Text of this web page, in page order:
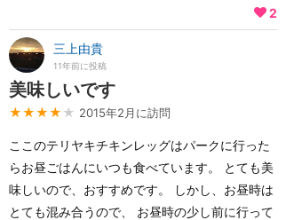
2
三上由貴
11年前に投稿
美味しいです
★★★★ ★ 2015年2月に訪問
ここのテリヤキチキンレッグはパークに行った
らお昼ごはんにいつも食べています。 とても美
味しいので、おすすめです。 しかし、お昼時は
とても混み合うので、 お昼時の少し前に行って